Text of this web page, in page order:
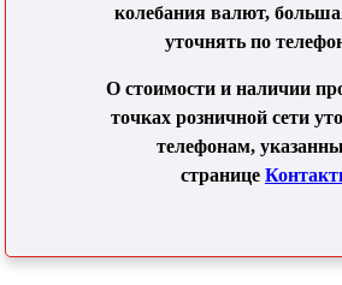
колебания валют,
уточнять по
О стоимости и наличии
точках розничной сети
телефонам,
странице